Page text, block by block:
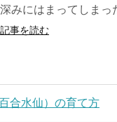
深みにはまってしまっ
記事を読む
合水仙）の育て方